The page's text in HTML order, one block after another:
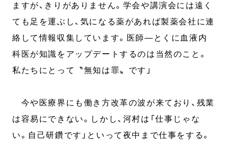
ますが、きりがありません。学会や講演会には遠く
ても足を運ぶし、気になる薬があれば製薬会社に連
絡して情報収集しています。医師―とくに血液内
科医が知識をアップデートするのは当然のこと。
私たちにとって〝無知は罪〟です」
今や医療界にも働き方改革の波が来ており、残業
は容易にできない。しかし、河村は「仕事じゃな
い。自己研鑽です」といって夜中まで仕事をする。